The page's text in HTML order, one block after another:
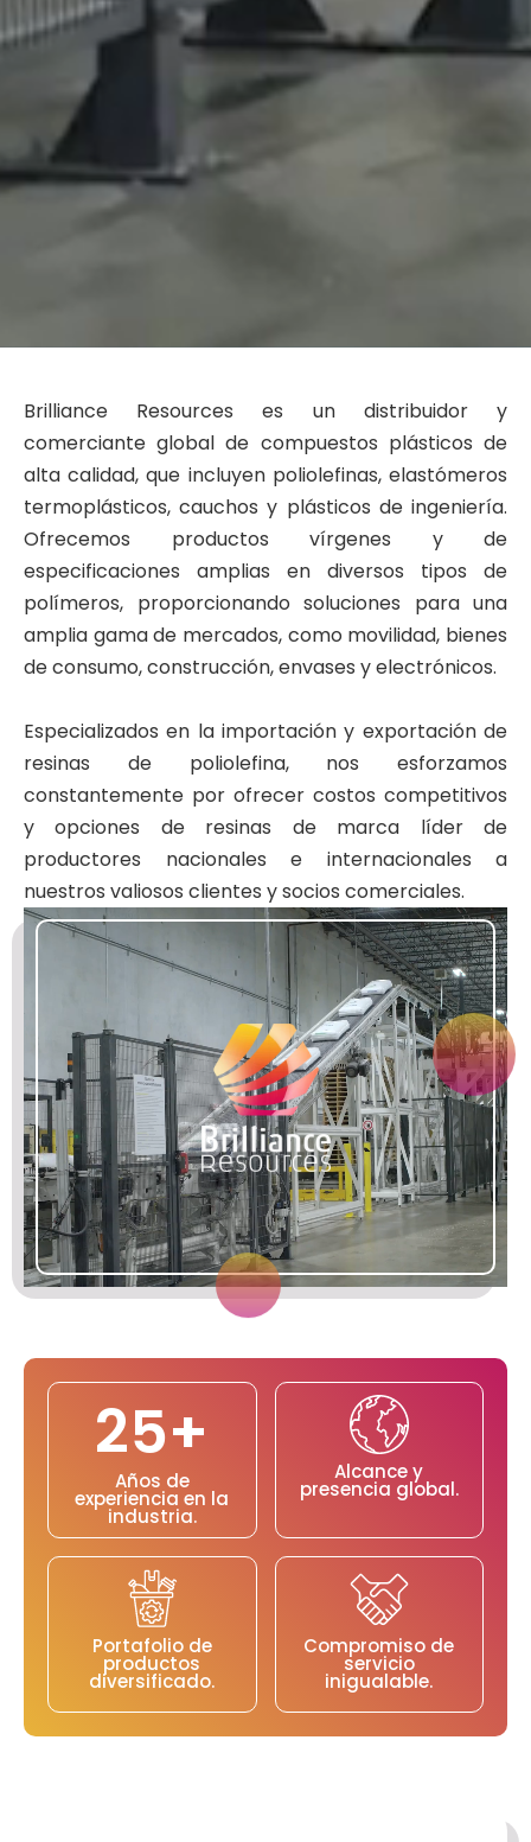
Brilliance Resources es un distribuidor y
comerciante global de compuestos plásticos de
alta calidad, que incluyen poliolefinas, elastómeros
termoplásticos, cauchos y plásticos de ingeniería.
Ofrecemos productos vírgenes y de
especificaciones amplias en diversos tipos de
polímeros, proporcionando soluciones para una
amplia gama de mercados, como movilidad, bienes
de consumo, construcción, envases y electrónicos.
Especializados en la importación y exportación de
resinas de poliolefina, nos esforzamos
constantemente por ofrecer costos competitivos
y opciones de resinas de marca líder de
productores nacionales e internacionales a
nuestros valiosos clientes y socios comerciales.
25+
Años de
experiencia en la
industria.
Alcance y
presencia global.
Portafolio de
productos
diversificado.
Compromiso de
servicio
inigualable.